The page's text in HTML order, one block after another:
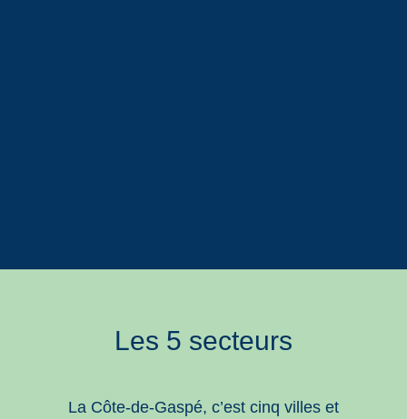
Les 5 secteurs
La Côte-de-Gaspé, c’est cinq villes et